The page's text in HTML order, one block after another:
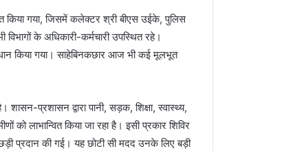
किया गया, जिसमें कलेक्टर श्री बीएस उईके, पुलिस
के अधिकारी-कर्मचारी उपस्थित रहे।
किया गया। साहेबिनकछार आज भी कई मूलभूत
प्रशासन द्वारा पानी, सड़क, शिक्षा, स्वास्थ्य,
को लाभान्वित किया जा रहा है। इसी प्रकार शिविर
प्रदान की गई। यह छोटी सी मदद उनके लिए बड़ी